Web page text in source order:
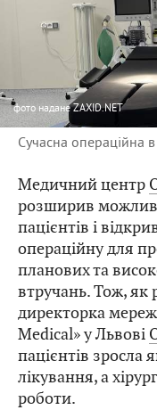
фото надане ZAXID.NET
Сучасна операційна
Медичний центр
розширив
пацієнтів і
операційну для
планових та
втручань. Тож, як
директорка
Medical» у Львові
пацієнтів зросла
лікування, а
роботи.